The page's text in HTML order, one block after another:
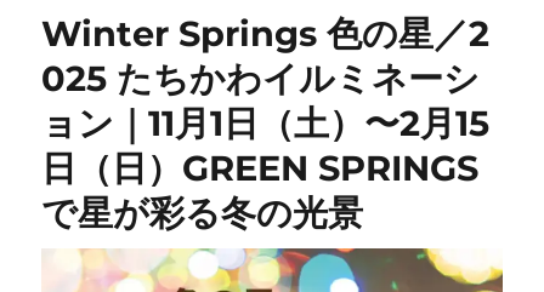
Winter Springs 色の星／2
025 たちかわイルミネーシ
ョン｜11月1日（土）〜2月15
日（日）GREEN SPRINGS
で星が彩る冬の光景